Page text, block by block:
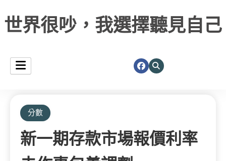
世界很吵，我選擇聽見自己
分數
新一期存款市場報價利率